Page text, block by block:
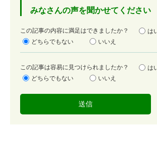
みなさんの声を聞かせてください
満
足
この記事の内容に満足はできましたか？
は
どちらでもない
いいえ
容
易
この記事は容易に見つけられましたか？
は
どちらでもない
いいえ